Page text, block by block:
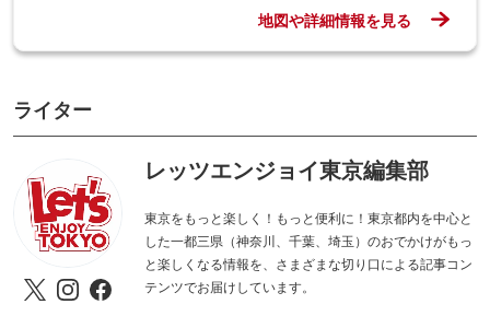
地図や詳細情報を見る
ライター
レッツエンジョイ東京編集部
東京をもっと楽しく！もっと便利に！東京都内を中心と
した一都三県（神奈川、千葉、埼玉）のおでかけがもっ
と楽しくなる情報を、さまざまな切り口による記事コン
テンツでお届けしています。